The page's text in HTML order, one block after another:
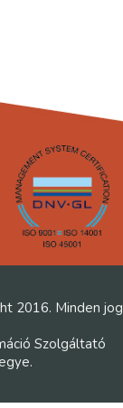
2016. Minden jog
Szolgáltató